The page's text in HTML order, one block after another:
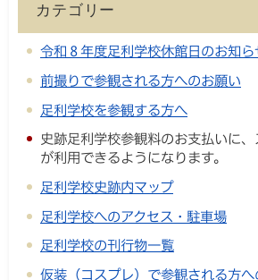
カテゴリー
令和８年度足利学校休館日のお知ら
前撮りで参観される方へのお願い
足利学校を参観する方へ
史跡足利学校参観料のお支払いに
が利用できるようになります。
足利学校史跡内マップ
足利学校へのアクセス・駐車場
足利学校の刊行物一覧
仮装（コスプレ）で参観される方へ